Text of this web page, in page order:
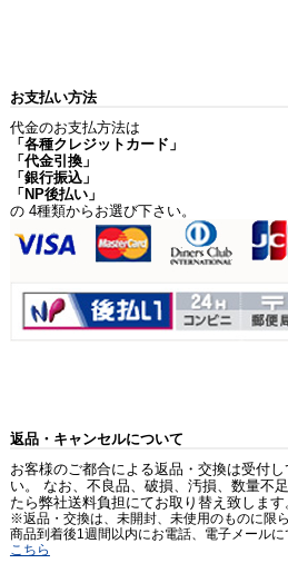
お支払い方法
代金のお支払方法は
「各種クレジットカード」
「代金引換」
「銀行振込」
「NP後払い」
の 4種類からお選び下さい。
返品・キャンセルについて
お客様のご都合による返品・交換は受付
い。 なお、不良品、破損、汚損、数量不
たら弊社送料負担にてお取り替え致します
※返品・交換は、未開封、未使用のものに限ら
商品到着後1週間以内にお電話、電子メール
こちら